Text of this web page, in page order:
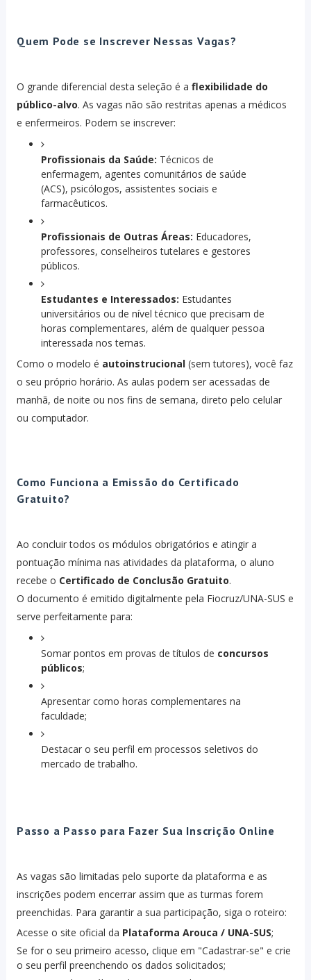
Quem Pode se Inscrever Nessas Vagas?
O grande diferencial desta seleção é a flexibilidade do
público-alvo. As vagas não são restritas apenas a médicos
e enfermeiros. Podem se inscrever:
Profissionais da Saúde: Técnicos de
enfermagem, agentes comunitários de saúde
(ACS), psicólogos, assistentes sociais e
farmacêuticos.
Profissionais de Outras Áreas: Educadores,
professores, conselheiros tutelares e gestores
públicos.
Estudantes e Interessados: Estudantes
universitários ou de nível técnico que precisam de
horas complementares, além de qualquer pessoa
interessada nos temas.
Como o modelo é autoinstrucional(sem tutores), você faz
o seu próprio horário. As aulas podem ser acessadas de
manhã, de noite ou nos fins de semana, direto pelo celular
ou computador.
Como Funciona a Emissão do Certificado
Gratuito?
Ao concluir todos os módulos obrigatórios e atingir a
pontuação mínima nas atividades da plataforma, o aluno
recebe o Certificado de Conclusão Gratuito.
O documento é emitido digitalmente pela Fiocruz/UNA-SUS e
serve perfeitamente para:
Somar pontos em provas de títulos de concursos
públicos;
Apresentar como horas complementares na
faculdade;
Destacar o seu perfil em processos seletivos do
mercado de trabalho.
Passo a Passo para Fazer Sua Inscrição Online
As vagas são limitadas pelo suporte da plataforma e as
inscrições podem encerrar assim que as turmas forem
preenchidas. Para garantir a sua participação, siga o roteiro:
Acesse o site oficial da Plataforma Arouca / UNA-SUS;
Se for o seu primeiro acesso, clique em "Cadastrar-se" e crie
o seu perfil preenchendo os dados solicitados;